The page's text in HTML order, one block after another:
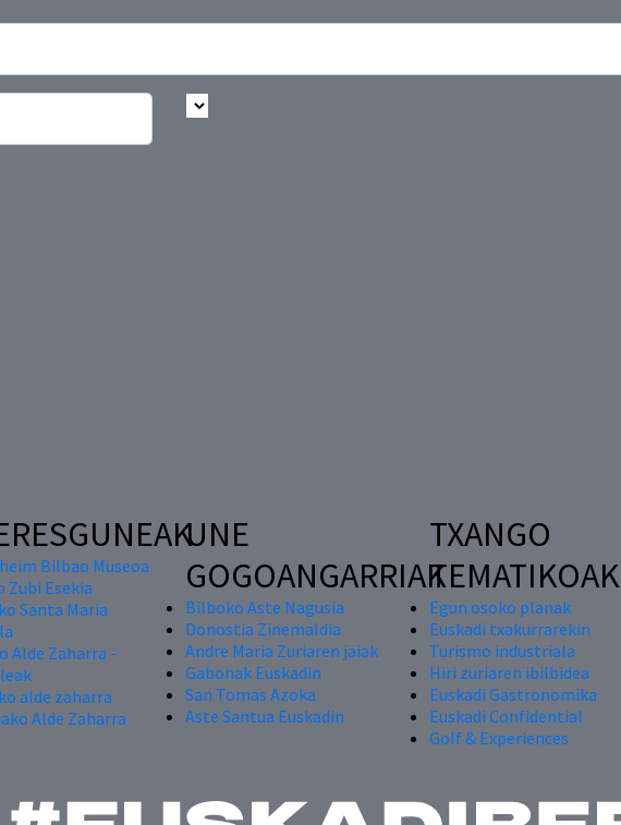
Bilbao Museoa
Zubi Esekia
Santa Maria
Alde Zaharra -
alde zaharra
Alde Zaharra
UNE
GOGOANGARRIAK
Bilboko Aste Nagusia
Donostia Zinemaldia
Andre Maria Zuriaren jaiak
Gabonak Euskadin
San Tomas Azoka
Aste Santua Euskadin
TXANGO
TEMATIKOAK
Egun osoko planak
Euskadi txakurrarekin
Turismo industriala
Hiri zuriaren ibilbidea
Euskadi Gastronomika
Euskadi Confidential
Golf & Experiences